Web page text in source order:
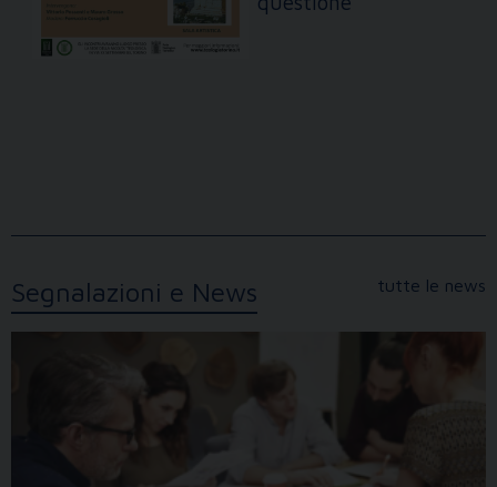
Segnalazioni e News tutte le news